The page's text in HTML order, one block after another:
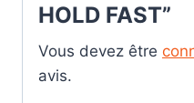
HOLD FAST”
Vous devez être
avis.